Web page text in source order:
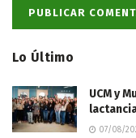
Lo Último
UCM y
07/08/